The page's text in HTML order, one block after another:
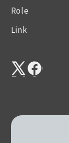
Role
Link